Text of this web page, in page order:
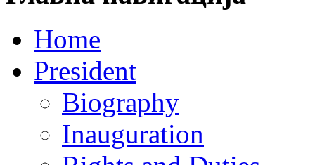
Home
President
Biography
Inauguration